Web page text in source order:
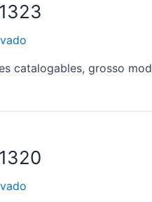
catalogables, grosso